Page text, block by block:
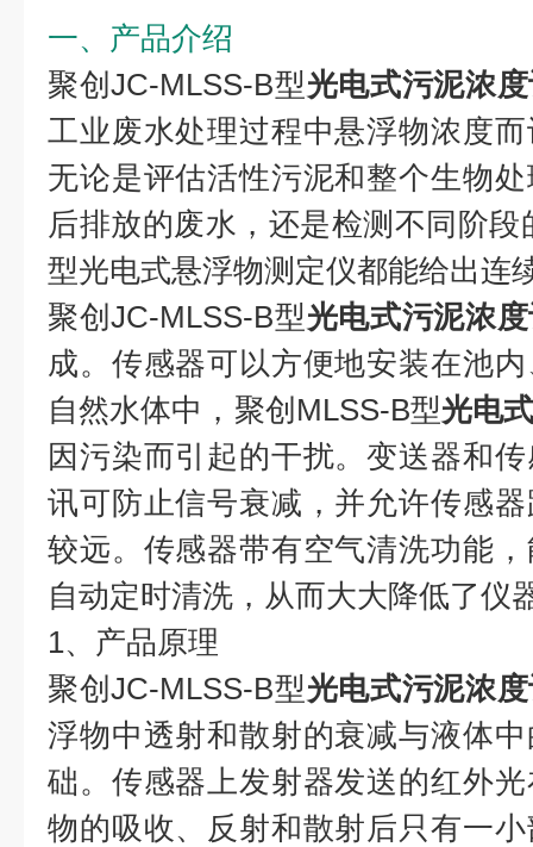
一、产品介绍
聚创JC-MLSS-B型光电式污泥浓
工业废水处理过程中悬浮物浓度
无论是评估活性污泥和整个生物
后排放的废水，还是检测不同阶
型光电式悬浮物测定仪都能给出连
聚创JC-MLSS-B型光电式污泥浓
成。传感器可以方便地安装在池
自然水体中，聚创MLSS-B型光电
因污染而引起的干扰。变送器和
讯可防止信号衰减，并允许传感
较远。传感器带有空气清洗功能
自动定时清洗，从而大大降低了仪
1、产品原理
聚创JC-MLSS-B型光电式污泥浓
浮物中透射和散射的衰减与液体
础。传感器上发射器发送的红外
物的吸收、反射和散射后只有一